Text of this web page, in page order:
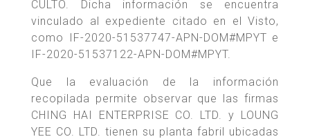
CULTO. Dicha información se encuentra
vinculado al expediente citado en el Visto,
como IF-2020-51537747-APN-DOM#MPYT e
IF-2020-51537122-APN-DOM#MPYT.
Que la evaluación de la información
recopilada permite observar que las firmas
CHING HAI ENTERPRISE CO. LTD. y LOUNG
YEE CO. LTD. tienen su planta fabril ubicadas